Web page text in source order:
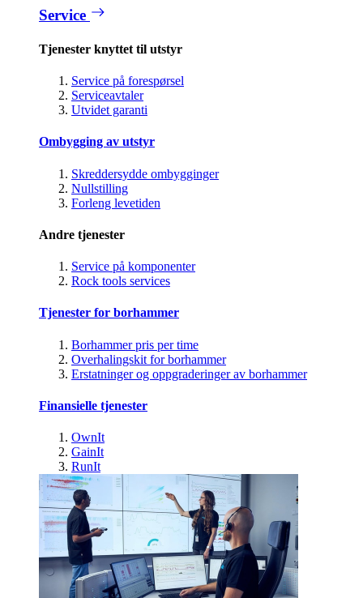
Service
Tjenester knyttet til utstyr
Service på forespørsel
Serviceavtaler
Utvidet garanti
Ombygging av utstyr
Skreddersydde ombygginger
Nullstilling
Forleng levetiden
Andre tjenester
Service på komponenter
Rock tools services
Tjenester for borhammer
Borhammer pris per time
Overhalingskit for borhammer
Erstatninger og oppgraderinger av borhammer
Finansielle tjenester
OwnIt
GainIt
RunIt